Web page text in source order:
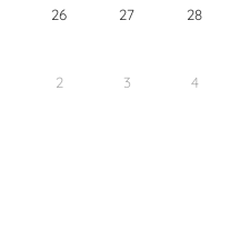
26 27 28
2 3 4